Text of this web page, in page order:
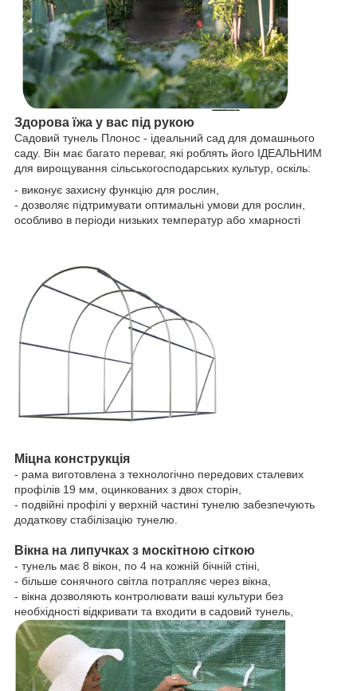
Здорова їжа у вас під рукою
Садовий тунель Плонос - ідеальний сад для домашнього
саду. Він має багато переваг, які роблять його ІДЕАЛЬНИМ
для вирощування сільськогосподарських культур, оскіль:
- виконує захисну функцію для рослин,
- дозволяє підтримувати оптимальні умови для рослин,
особливо в періоди низьких температур або хмарності
Міцна конструкція
- рама виготовлена з технологічно передових сталевих
профілів 19 мм, оцинкованих з двох сторін,
- подвійні профілі у верхній частині тунелю забезпечують
додаткову стабілізацію тунелю.
Вікна на липучках з москітною сіткою
- тунель має 8 вікон, по 4 на кожній бічній стіні,
- більше сонячного світла потрапляє через вікна,
- вікна дозволяють контролювати ваші культури без
необхідності відкривати та входити в садовий тунель,